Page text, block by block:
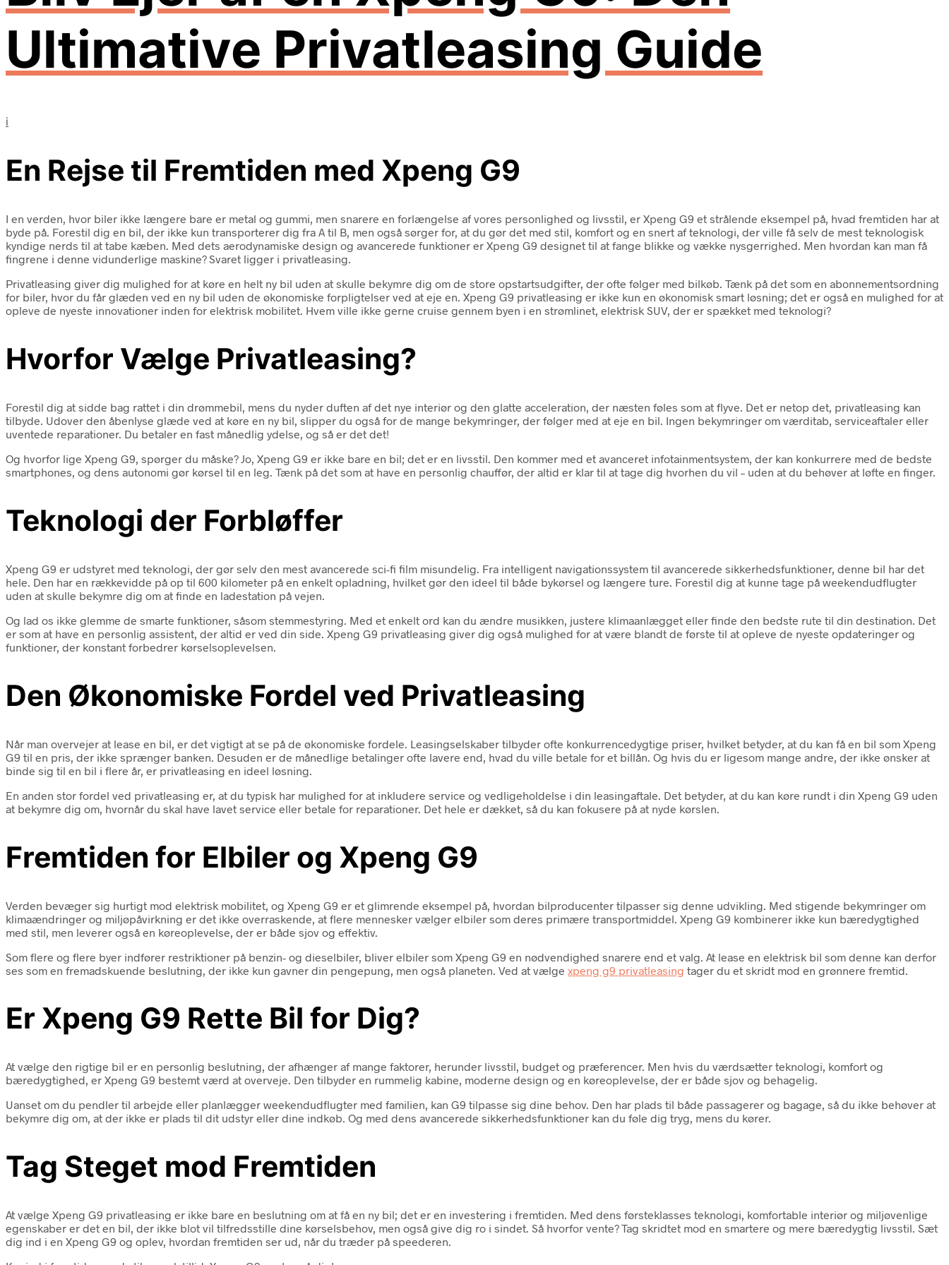
Ultimative Privatleasing Guide
i
En Rejse til Fremtiden med Xpeng G9
I en verden, hvor biler ikke længere bare er metal og gummi, men snarere en forlængelse af vores personlighed og livsstil, er Xpeng G9 et strålende eksempel på, hvad fremtiden har at
byde på. Forestil dig en bil, der ikke kun transporterer dig fra A til B, men også sørger for, at du gør det med stil, komfort og en snert af teknologi, der ville få selv de mest teknologisk
kyndige nerds til at tabe kæben. Med dets aerodynamiske design og avancerede funktioner er Xpeng G9 designet til at fange blikke og vække nysgerrighed. Men hvordan kan man få
fingrene i denne vidunderlige maskine? Svaret ligger i privatleasing.
Privatleasing giver dig mulighed for at køre en helt ny bil uden at skulle bekymre dig om de store opstartsudgifter, der ofte følger med bilkøb. Tænk på det som en abonnementsordning
for biler, hvor du får glæden ved en ny bil uden de økonomiske forpligtelser ved at eje en. Xpeng G9 privatleasing er ikke kun en økonomisk smart løsning; det er også en mulighed for at
opleve de nyeste innovationer inden for elektrisk mobilitet. Hvem ville ikke gerne cruise gennem byen i en strømlinet, elektrisk SUV, der er spækket med teknologi?
Hvorfor Vælge Privatleasing?
Forestil dig at sidde bag rattet i din drømmebil, mens du nyder duften af det nye interiør og den glatte acceleration, der næsten føles som at flyve. Det er netop det, privatleasing kan
tilbyde. Udover den åbenlyse glæde ved at køre en ny bil, slipper du også for de mange bekymringer, der følger med at eje en bil. Ingen bekymringer om værditab, serviceaftaler eller
uventede reparationer. Du betaler en fast månedlig ydelse, og så er det det!
Og hvorfor lige Xpeng G9, spørger du måske? Jo, Xpeng G9 er ikke bare en bil; det er en livsstil. Den kommer med et avanceret infotainmentsystem, der kan konkurrere med de bedste
smartphones, og dens autonomi gør kørsel til en leg. Tænk på det som at have en personlig chauffør, der altid er klar til at tage dig hvorhen du vil – uden at du behøver at løfte en finger.
Teknologi der Forbløffer
Xpeng G9 er udstyret med teknologi, der gør selv den mest avancerede sci-fi film misundelig. Fra intelligent navigationssystem til avancerede sikkerhedsfunktioner, denne bil har det
hele. Den har en rækkevidde på op til 600 kilometer på en enkelt opladning, hvilket gør den ideel til både bykørsel og længere ture. Forestil dig at kunne tage på weekendudflugter
uden at skulle bekymre dig om at finde en ladestation på vejen.
Og lad os ikke glemme de smarte funktioner, såsom stemmestyring. Med et enkelt ord kan du ændre musikken, justere klimaanlægget eller finde den bedste rute til din destination. Det
er som at have en personlig assistent, der altid er ved din side. Xpeng G9 privatleasing giver dig også mulighed for at være blandt de første til at opleve de nyeste opdateringer og
funktioner, der konstant forbedrer kørselsoplevelsen.
Den Økonomiske Fordel ved Privatleasing
Når man overvejer at lease en bil, er det vigtigt at se på de økonomiske fordele. Leasingselskaber tilbyder ofte konkurrencedygtige priser, hvilket betyder, at du kan få en bil som Xpeng
G9 til en pris, der ikke sprænger banken. Desuden er de månedlige betalinger ofte lavere end, hvad du ville betale for et billån. Og hvis du er ligesom mange andre, der ikke ønsker at
binde sig til en bil i flere år, er privatleasing en ideel løsning.
En anden stor fordel ved privatleasing er, at du typisk har mulighed for at inkludere service og vedligeholdelse i din leasingaftale. Det betyder, at du kan køre rundt i din Xpeng G9 uden
at bekymre dig om, hvornår du skal have lavet service eller betale for reparationer. Det hele er dækket, så du kan fokusere på at nyde kørslen.
Fremtiden for Elbiler og Xpeng G9
Verden bevæger sig hurtigt mod elektrisk mobilitet, og Xpeng G9 er et glimrende eksempel på, hvordan bilproducenter tilpasser sig denne udvikling. Med stigende bekymringer om
klimaændringer og miljøpåvirkning er det ikke overraskende, at flere mennesker vælger elbiler som deres primære transportmiddel. Xpeng G9 kombinerer ikke kun bæredygtighed
med stil, men leverer også en køreoplevelse, der er både sjov og effektiv.
Som flere og flere byer indfører restriktioner på benzin- og dieselbiler, bliver elbiler som Xpeng G9 en nødvendighed snarere end et valg. At lease en elektrisk bil som denne kan derfor
ses som en fremadskuende beslutning, der ikke kun gavner din pengepung, men også planeten. Ved at vælge xpeng g9 privatleasing tager du et skridt mod en grønnere fremtid.
Er Xpeng G9 Rette Bil for Dig?
At vælge den rigtige bil er en personlig beslutning, der afhænger af mange faktorer, herunder livsstil, budget og præferencer. Men hvis du værdsætter teknologi, komfort og
bæredygtighed, er Xpeng G9 bestemt værd at overveje. Den tilbyder en rummelig kabine, moderne design og en køreoplevelse, der er både sjov og behagelig.
Uanset om du pendler til arbejde eller planlægger weekendudflugter med familien, kan G9 tilpasse sig dine behov. Den har plads til både passagerer og bagage, så du ikke behøver at
bekymre dig om, at der ikke er plads til dit udstyr eller dine indkøb. Og med dens avancerede sikkerhedsfunktioner kan du føle dig tryg, mens du kører.
Tag Steget mod Fremtiden
At vælge Xpeng G9 privatleasing er ikke bare en beslutning om at få en ny bil; det er en investering i fremtiden. Med dens førsteklasses teknologi, komfortable interiør og miljøvenlige
egenskaber er det en bil, der ikke blot vil tilfredsstille dine kørselsbehov, men også give dig ro i sindet. Så hvorfor vente? Tag skridtet mod en smartere og mere bæredygtig livsstil. Sæt
dig ind i en Xpeng G9 og oplev, hvordan fremtiden ser ud, når du træder på speederen.